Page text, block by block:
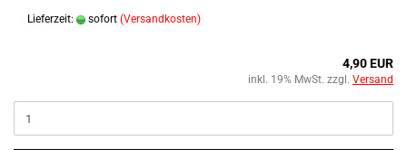
Lieferzeit: sofort (Versandkosten)
4,90 EUR
inkl. 19% MwSt. zzgl. Versand